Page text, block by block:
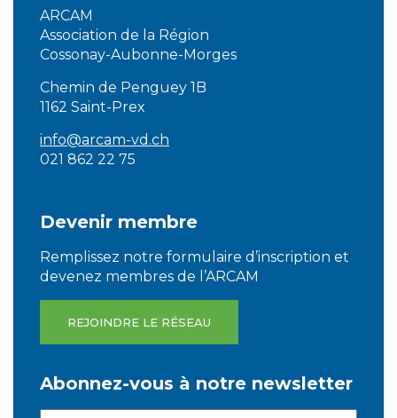
ARCAM
Association de la Région
Cossonay-Aubonne-Morges
Chemin de Penguey 1B
1162 Saint-Prex
info@arcam-vd.ch
021 862 22 75
Devenir membre
Remplissez notre formulaire d’inscription et
devenez membres de l’ARCAM
REJOINDRE LE RÉSEAU
Abonnez-vous à notre newsletter